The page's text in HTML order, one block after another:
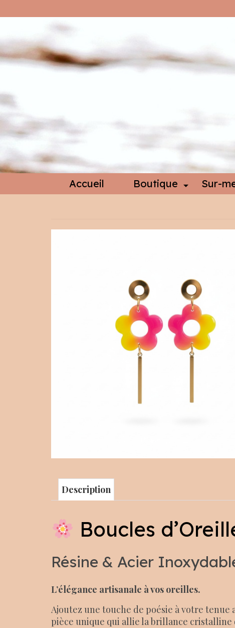
Accueil Boutique Sur-
Description
Boucles
Résine & Acier
L’élégance artisanale à vos oreilles.
Ajoutez une touche de poésie à votre tenue
pièce unique qui allie la brillance cristalline